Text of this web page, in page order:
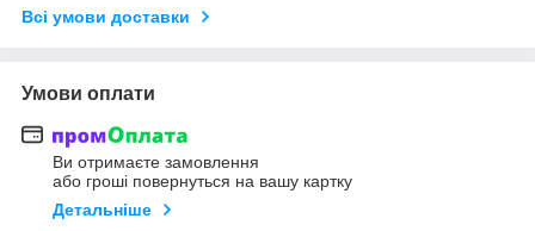
Всі умови доставки
Умови оплати
Ви отримаєте замовлення
або гроші повернуться на вашу картку
Детальніше